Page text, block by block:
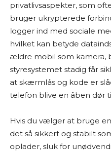
privatlivsaspekter, som
bruger ukrypterede
logger ind med sociale
hvilket kan betyde
ældre mobil som kamera,
styresystemet stadig får
at skærmlås og kode er
telefon blive en åben dør
Hvis du vælger at bruge
det så sikkert og stabilt
oplader, sluk for